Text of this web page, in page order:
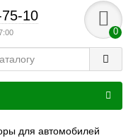
10
0
для автомобилей